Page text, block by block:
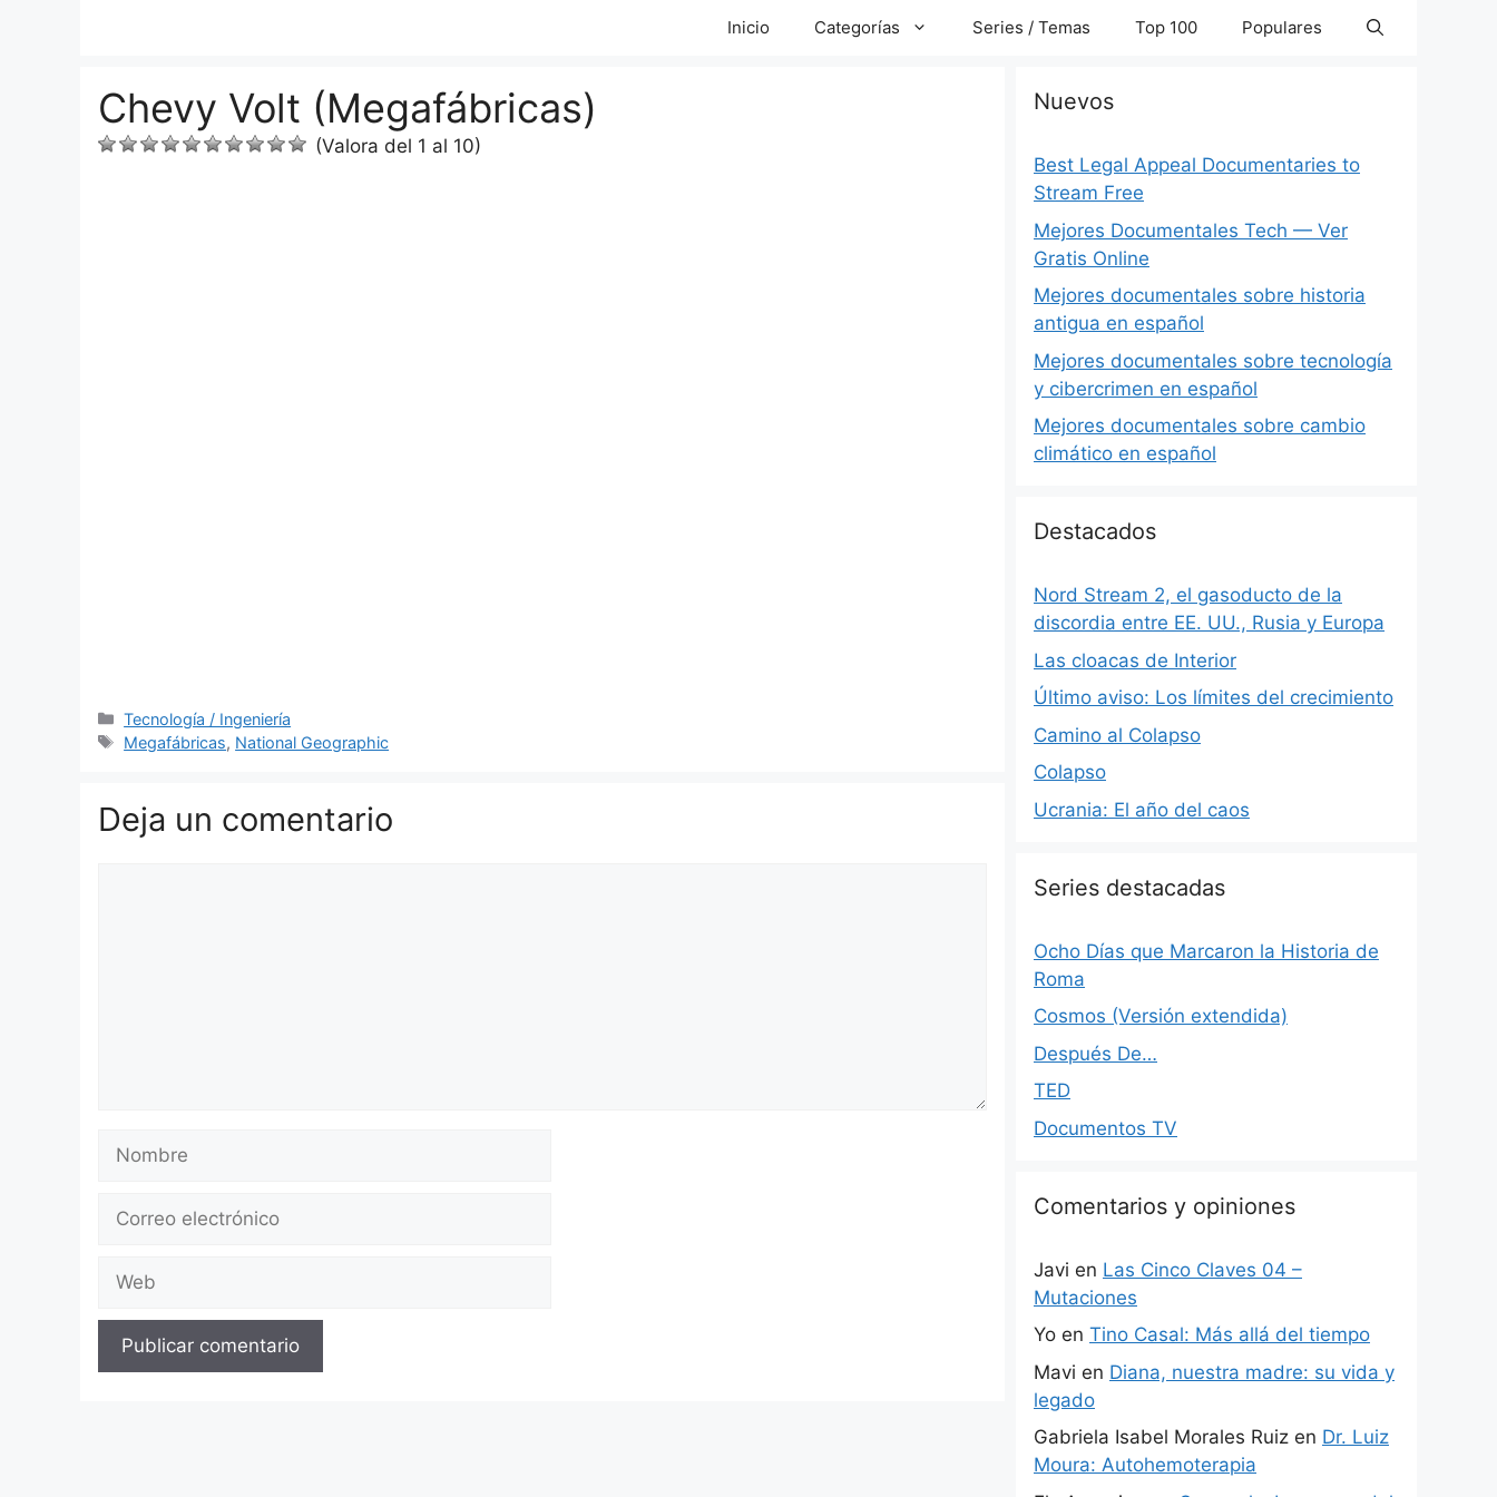
Inicio Categorías Series / Temas Top 100 Populares
Chevy Volt (Megafábricas)
(Valora del 1 al 10)
Categorías
Tecnología / Ingeniería
Etiquetas
Megafábricas, National Geographic
Deja un comentario
electrónico
Nuevos
Best Legal Appeal Documentaries to
Stream Free
Mejores Documentales Tech — Ver
Gratis Online
Mejores documentales sobre historia
antigua en español
Mejores documentales sobre tecnología
y cibercrimen en español
Mejores documentales sobre cambio
climático en español
Destacados
Nord Stream 2, el gasoducto de la
discordia entre EE. UU., Rusia y Europa
Las cloacas de Interior
Último aviso: Los límites del crecimiento
Camino al Colapso
Colapso
Ucrania: El año del caos
Series destacadas
Ocho Días que Marcaron la Historia de
Roma
Cosmos (Versión extendida)
Después De…
TED
Documentos TV
Comentarios y opiniones
Javi en Las Cinco Claves 04 –
Mutaciones
Yo en Tino Casal: Más allá del tiempo
Mavi en Diana, nuestra madre: su vida y
legado
Gabriela Isabel Morales Ruiz en Dr. Luiz
Moura: Autohemoterapia